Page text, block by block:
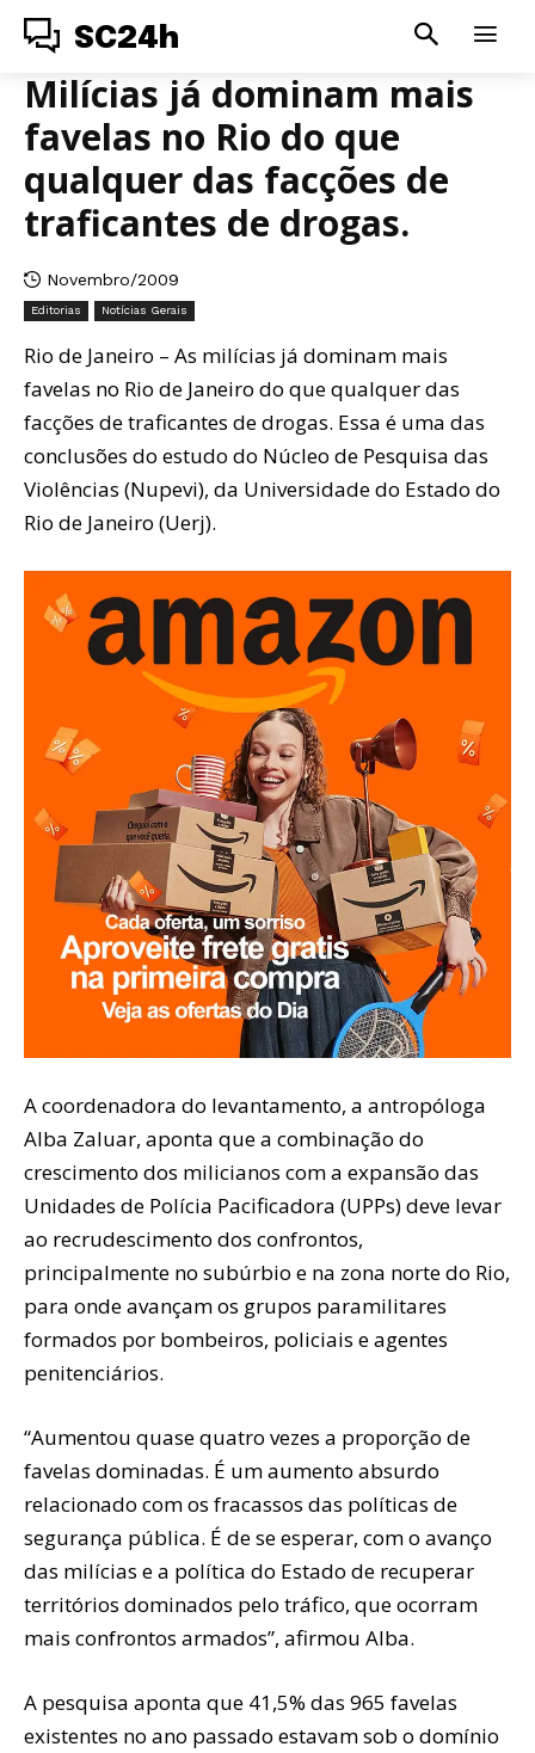
SC24h
Milícias já dominam mais
favelas no Rio do que
qualquer das facções de
traficantes de drogas.
Novembro/2009
Editorias Notícias Gerais
Rio de Janeiro – As milícias já dominam mais
favelas no Rio de Janeiro do que qualquer das
facções de traficantes de drogas. Essa é uma das
conclusões do estudo do Núcleo de Pesquisa das
Violências (Nupevi), da Universidade do Estado do
Rio de Janeiro (Uerj).
A coordenadora do levantamento, a antropóloga
Alba Zaluar, aponta que a combinação do
crescimento dos milicianos com a expansão das
Unidades de Polícia Pacificadora (UPPs) deve levar
ao recrudescimento dos confrontos,
principalmente no subúrbio e na zona norte do Rio,
para onde avançam os grupos paramilitares
formados por bombeiros, policiais e agentes
penitenciários.
“Aumentou quase quatro vezes a proporção de
favelas dominadas. É um aumento absurdo
relacionado com os fracassos das políticas de
segurança pública. É de se esperar, com o avanço
das milícias e a política do Estado de recuperar
territórios dominados pelo tráfico, que ocorram
mais confrontos armados”, afirmou Alba.
A pesquisa aponta que 41,5% das 965 favelas
existentes no ano passado estavam sob o domínio